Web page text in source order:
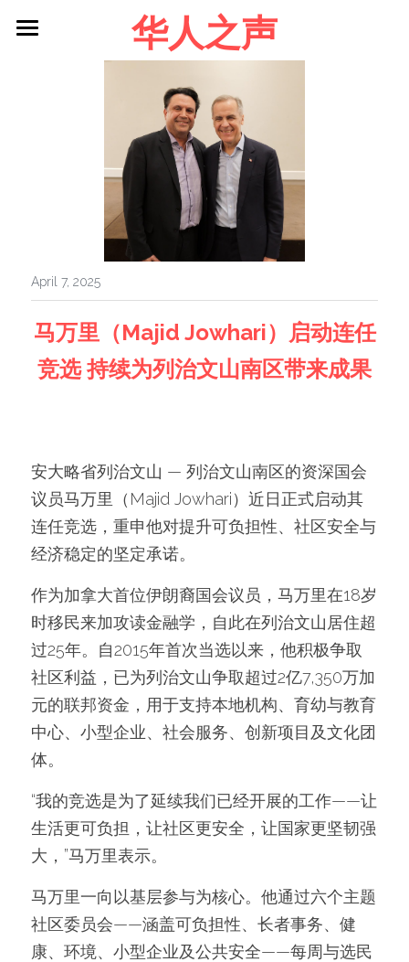
华人之声
About me
Login/Register
April 7, 2025
马万里（Majid Jowhari）启动连任
竞选 持续为列治文山南区带来成果
安大略省列治文山 — 列治文山南区的资深国会
议员马万里（Majid Jowhari）近日正式启动其
连任竞选，重申他对提升可负担性、社区安全与
经济稳定的坚定承诺。
作为加拿大首位伊朗裔国会议员，马万里在18岁
时移民来加攻读金融学，自此在列治文山居住超
过25年。自2015年首次当选以来，他积极争取
社区利益，已为列治文山争取超过2亿7,350万加
元的联邦资金，用于支持本地机构、育幼与教育
中心、小型企业、社会服务、创新项目及文化团
体。
“我的竞选是为了延续我们已经开展的工作——让
生活更可负担，让社区更安全，让国家更坚韧强
大，”马万里表示。
马万里一向以基层参与为核心。他通过六个主题
社区委员会——涵盖可负担性、长者事务、健
康、环境、小型企业及公共安全——每周与选民